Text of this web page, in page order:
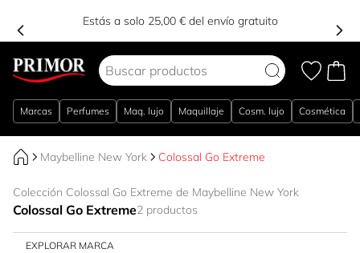
Estás a solo 25,00 € del envío gratuito
Marcas Perfumes Maq. lujo Maquillaje Cosm. lujo Cosmética
Maybelline New York Colossal Go Extreme
Colección Colossal Go Extreme de Maybelline New York
Colossal Go Extreme2 productos
EXPLORAR MARCA